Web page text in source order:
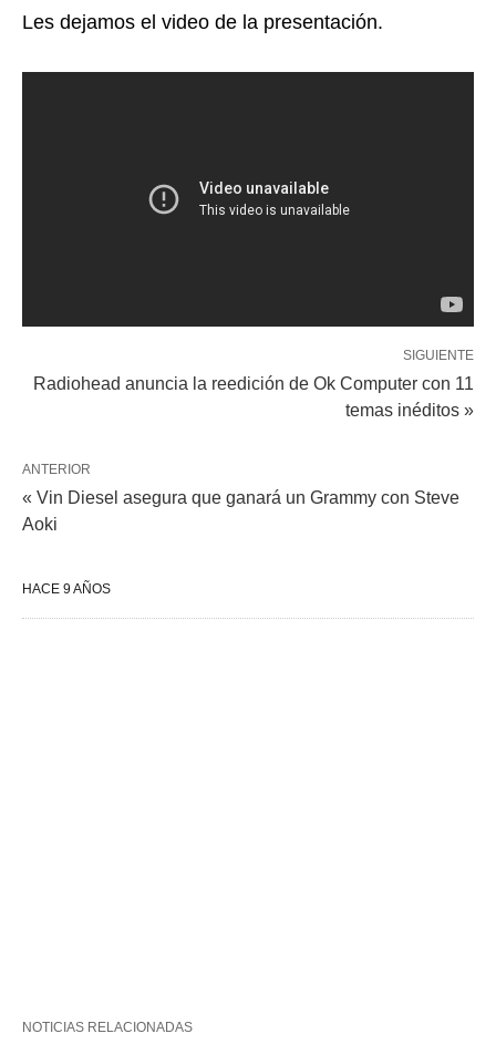
Les dejamos el video de la presentación.
SIGUIENTE
Radiohead anuncia la reedición de Ok Computer con 11
temas inéditos »
ANTERIOR
« Vin Diesel asegura que ganará un Grammy con Steve
Aoki
HACE 9 AÑOS
NOTICIAS RELACIONADAS